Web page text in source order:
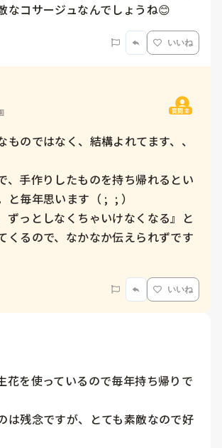
なコサージュなんでしょうね😊
いいね
質問主
ものではなく、結構よれてます、、
、手作りしたものを持ち帰れるとい
と毎年思います（ ;  ; ）
ずっとしなくちゃいけなくなる』と
くるので、なかなか伝えられずです
いいね
花を使っているので毎年持ち帰りで
は残念ですが、とても素敵なので好